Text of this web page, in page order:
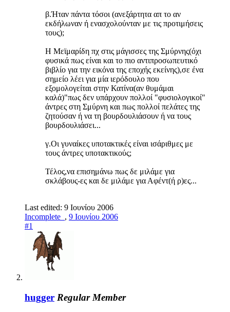
β.Ήταν πάντα τόσοι (ανεξάρτητα απ το αν
εκδήλωναν ή ενασχολούνταν με τις προτιμήσεις
τους);
Η Μεϊμαρίδη πχ στις μάγισσες της Σμύρνης(όχι
φυσικά πως είναι και το πιο αντιπροσωπευτικό
βιβλίο για την εικόνα της εποχής εκείνης),σε ένα
σημείο λέει για μία ιερόδουλο που
εξομολογείται στην Κατίνα(αν θυμάμαι
καλά)"πως δεν υπάρχουν πολλοί "φυσιολογικοί"
άντρες στη Σμύρνη και πως πολλοί πελάτες της
ζητούσαν ή να τη βουρδουλιάσουν ή να τους
βουρδουλιάσει...
γ.Οι γυναίκες υποτακτικές είναι ισάριθμες με
τους άντρες υποτακτικούς;
Τέλος,να επισημάνω πως δε μιλάμε για
σκλάβους-ες και δε μιλάμε για Αφέντ(ή ρ)ες...
Last edited: 9 Ιουνίου 2006
Incomplete_ , 9 Ιουνίου 2006
#1
hugger Regular Member